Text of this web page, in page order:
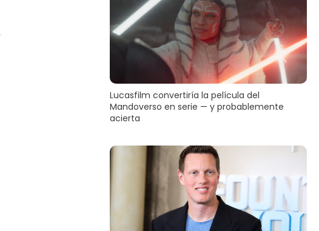
Lucasfilm convertiría la película del
Mandoverso en serie — y probablemente
acierta